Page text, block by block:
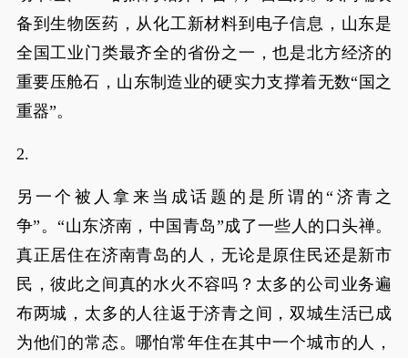
备到生物医药，从化工新材料到电子信息，山东是
全国工业门类最齐全的省份之一，也是北方经济的
重要压舱石，山东制造业的硬实力支撑着无数“国之
重器”。
2.
另一个被人拿来当成话题的是所谓的“济青之
争”。“山东济南，中国青岛”成了一些人的口头禅。
真正居住在济南青岛的人，无论是原住民还是新市
民，彼此之间真的水火不容吗？太多的公司业务遍
布两城，太多的人往返于济青之间，双城生活已成
为他们的常态。哪怕常年住在其中一个城市的人，